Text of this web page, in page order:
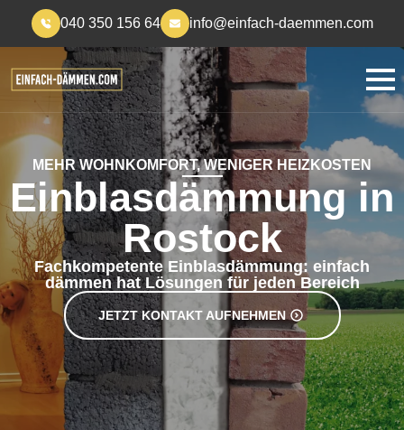
040 350 156 64 info@einfach-daemmen.com
MEHR WOHNKOMFORT, WENIGER HEIZKOSTEN
Einblasdämmung in
Rostock
Fachkompetente Einblasdämmung: einfach
dämmen hat Lösungen für jeden Bereich
JETZT KONTAKT AUFNEHMEN